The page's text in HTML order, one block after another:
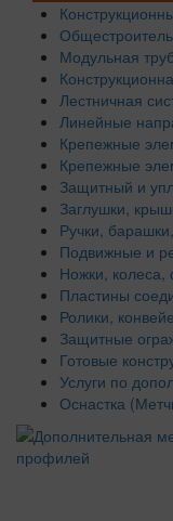
Модульная
Лестничная
Линейные
Крепежные
Крепежные
Защитный и
Заглушки,
Ручки,
Подвижные и
Ножки,
Пластины
Ролики,
Защитные
Готовые
Услуги по
Оснастка